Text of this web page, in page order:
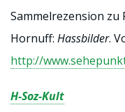
Sammelrezension zu
Hornuff: Hassbilder.
http://
H-Soz-Kult